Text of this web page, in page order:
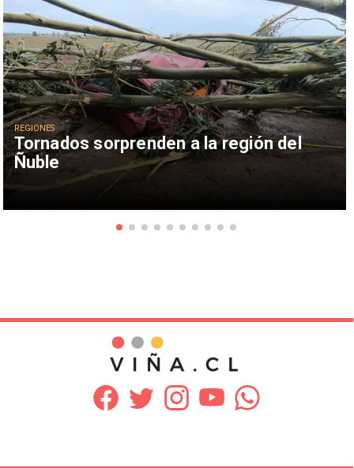
Tornados sorprenden a la región del
Ñuble
REGIONES